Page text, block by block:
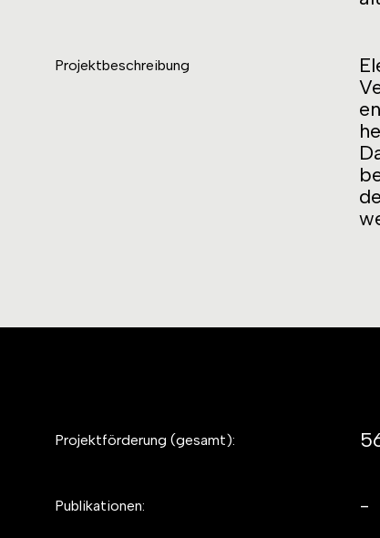
Projektbeschreibung
Projektförderung (gesamt):
Publikationen: -